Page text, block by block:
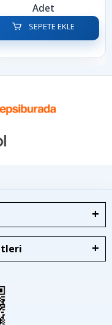
Adet
SEPETE EKLE